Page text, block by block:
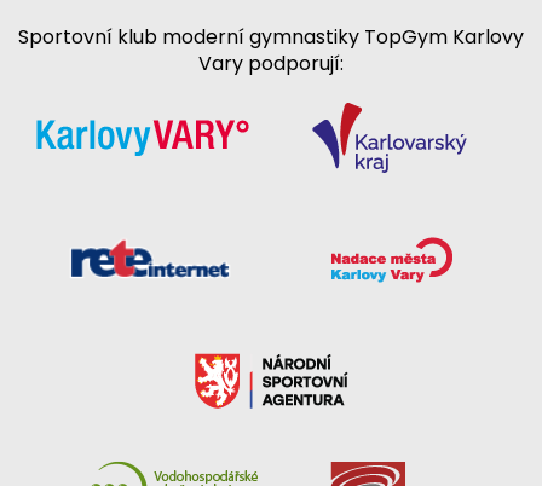
Sportovní klub moderní gymnastiky TopGym Karlovy
Vary podporují: